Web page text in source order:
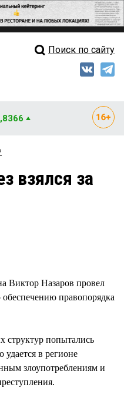
Свежий выпуск
Рейтинги
Поиск по сайту
взялся за
Виктор Назаров провел
правопорядка
структур попытались
удается в регионе
злоупотреблениям и